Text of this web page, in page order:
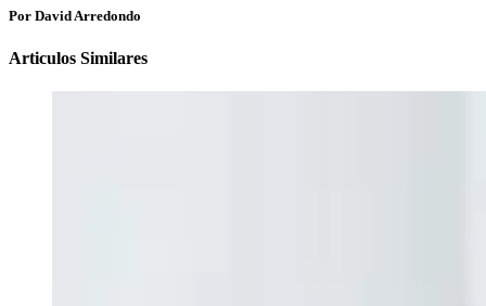
Por David Arredondo
Articulos Similares